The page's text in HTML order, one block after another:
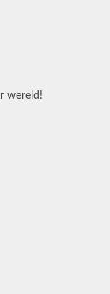
wereld!